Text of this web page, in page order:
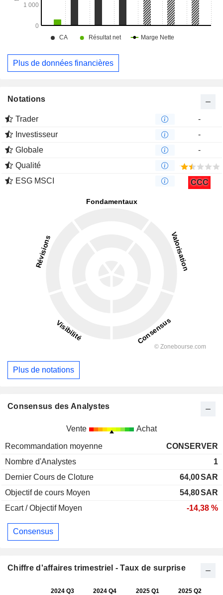
Plus de données financières
Notations
Trader
-
Investisseur
-
Globale
-
Qualité
ESG MSCI
CCC
Plus de notations
Consensus des Analystes
Vente Achat
Recommandation moyenne
CONSERVER
Nombre d'Analystes
1
Dernier Cours de Cloture
64,00SAR
Objectif de cours Moyen
54,80SAR
Ecart / Objectif Moyen
-14,38 %
Consensus
Chiffre d'affaires trimestriel - Taux de surprise